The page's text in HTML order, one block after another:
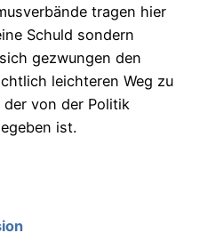
tragen hier
Schuld sondern
gezwungen den
leichteren Weg zu
der von der Politik
ist.